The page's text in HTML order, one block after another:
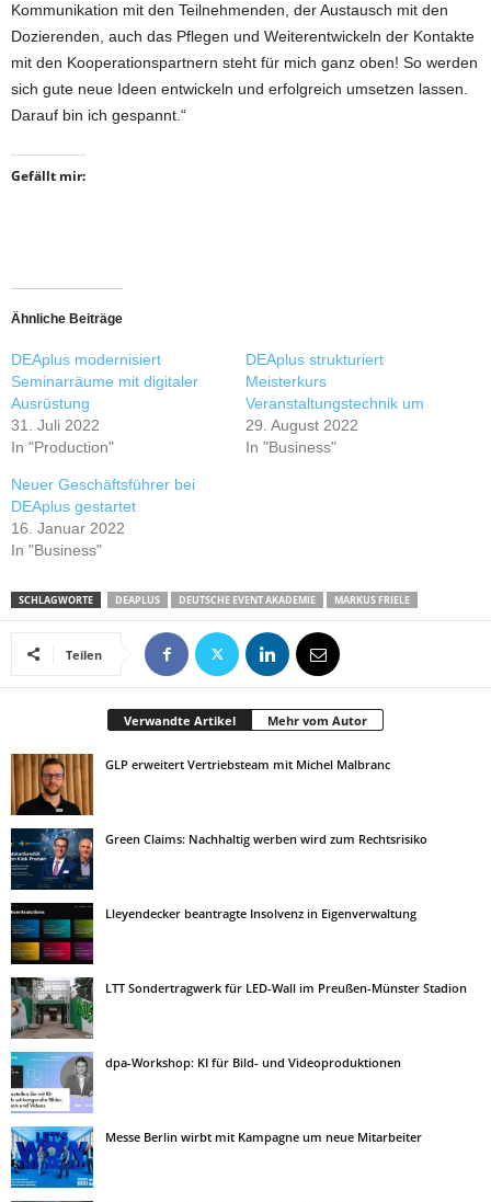
Kommunikation mit den Teilnehmenden, der Austausch mit den
Dozierenden, auch das Pflegen und Weiterentwickeln der Kontakte
mit den Kooperationspartnern steht für mich ganz oben! So werden
sich gute neue Ideen entwickeln und erfolgreich umsetzen lassen.
Darauf bin ich gespannt.“
Gefällt mir:
Ähnliche Beiträge
DEAplus modernisiert
Seminarräume mit digitaler
Ausrüstung
31. Juli 2022
In "Production"
DEAplus strukturiert
Meisterkurs
Veranstaltungstechnik um
29. August 2022
In "Business"
Neuer Geschäftsführer bei
DEAplus gestartet
16. Januar 2022
In "Business"
SCHLAGWORTE DEAPLUS DEUTSCHE EVENT AKADEMIE MARKUS FRIELE
Teilen
Verwandte Artikel Mehr vom Autor
GLP erweitert Vertriebsteam mit Michel Malbranc
Green Claims: Nachhaltig werben wird zum Rechtsrisiko
Lleyendecker beantragte Insolvenz in Eigenverwaltung
LTT Sondertragwerk für LED-Wall im Preußen-Münster Stadion
dpa-Workshop: KI für Bild- und Videoproduktionen
Messe Berlin wirbt mit Kampagne um neue Mitarbeiter